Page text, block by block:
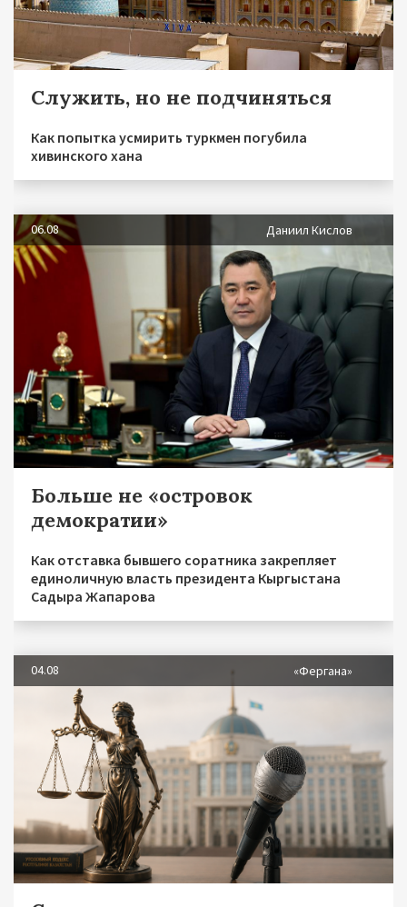
Служить, но не подчиняться
Как попытка усмирить туркмен погубила
хивинского хана
06.08 Даниил Кислов
Больше не «островок
демократии»
Как отставка бывшего соратника закрепляет
единоличную власть президента Кыргыстана
Садыра Жапарова
04.08 «Фергана»